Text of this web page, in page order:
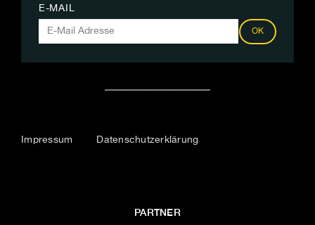
E-MAIL
OK
Impressum Datenschutzerklärung
PARTNER